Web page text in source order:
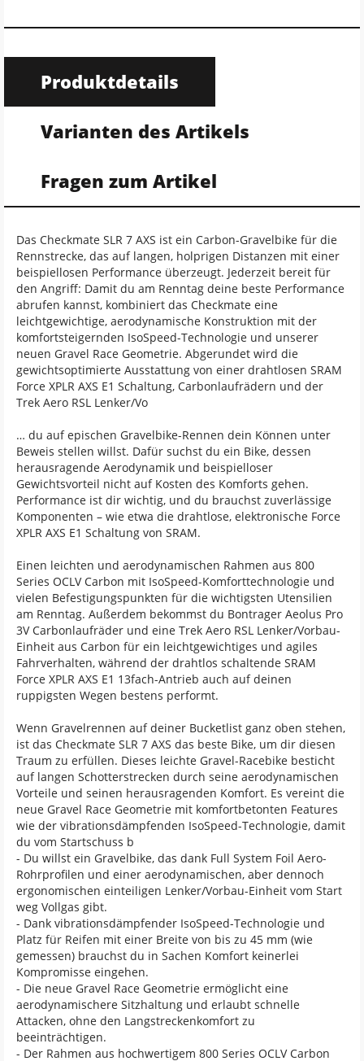
Produktdetails
Varianten des Artikels
Fragen zum Artikel
Das Checkmate SLR 7 AXS ist ein Carbon-Gravelbike für die
Rennstrecke, das auf langen, holprigen Distanzen mit einer
beispiellosen Performance überzeugt. Jederzeit bereit für
den Angriff: Damit du am Renntag deine beste Performance
abrufen kannst, kombiniert das Checkmate eine
leichtgewichtige, aerodynamische Konstruktion mit der
komfortsteigernden IsoSpeed-Technologie und unserer
neuen Gravel Race Geometrie. Abgerundet wird die
gewichtsoptimierte Ausstattung von einer drahtlosen SRAM
Force XPLR AXS E1 Schaltung, Carbonlaufrädern und der
Trek Aero RSL Lenker/Vo
… du auf epischen Gravelbike-Rennen dein Können unter
Beweis stellen willst. Dafür suchst du ein Bike, dessen
herausragende Aerodynamik und beispielloser
Gewichtsvorteil nicht auf Kosten des Komforts gehen.
Performance ist dir wichtig, und du brauchst zuverlässige
Komponenten – wie etwa die drahtlose, elektronische Force
XPLR AXS E1 Schaltung von SRAM.
Einen leichten und aerodynamischen Rahmen aus 800
Series OCLV Carbon mit IsoSpeed-Komforttechnologie und
vielen Befestigungspunkten für die wichtigsten Utensilien
am Renntag. Außerdem bekommst du Bontrager Aeolus Pro
3V Carbonlaufräder und eine Trek Aero RSL Lenker/Vorbau-
Einheit aus Carbon für ein leichtgewichtiges und agiles
Fahrverhalten, während der drahtlos schaltende SRAM
Force XPLR AXS E1 13fach-Antrieb auch auf deinen
ruppigsten Wegen bestens performt.
Wenn Gravelrennen auf deiner Bucketlist ganz oben stehen,
ist das Checkmate SLR 7 AXS das beste Bike, um dir diesen
Traum zu erfüllen. Dieses leichte Gravel-Racebike besticht
auf langen Schotterstrecken durch seine aerodynamischen
Vorteile und seinen herausragenden Komfort. Es vereint die
neue Gravel Race Geometrie mit komfortbetonten Features
wie der vibrationsdämpfenden IsoSpeed-Technologie, damit
du vom Startschuss b
- Du willst ein Gravelbike, das dank Full System Foil Aero-
Rohrprofilen und einer aerodynamischen, aber dennoch
ergonomischen einteiligen Lenker/Vorbau-Einheit vom Start
weg Vollgas gibt.
- Dank vibrationsdämpfender IsoSpeed-Technologie und
Platz für Reifen mit einer Breite von bis zu 45 mm (wie
gemessen) brauchst du in Sachen Komfort keinerlei
Kompromisse eingehen.
- Die neue Gravel Race Geometrie ermöglicht eine
aerodynamischere Sitzhaltung und erlaubt schnelle
Attacken, ohne den Langstreckenkomfort zu
beeinträchtigen.
- Der Rahmen aus hochwertigem 800 Series OCLV Carbon